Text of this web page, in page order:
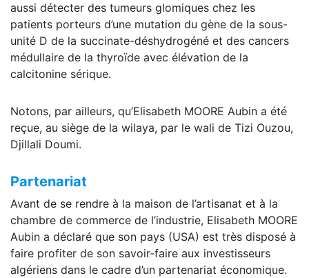
aussi détecter des tumeurs glomiques chez les
patients porteurs d’une mutation du gène de la sous-
unité D de la succinate-déshydrogéné et des cancers
médullaire de la thyroïde avec élévation de la
calcitonine sérique.
Notons, par ailleurs, qu’Elisabeth MOORE Aubin a été
reçue, au siège de la wilaya, par le wali de Tizi Ouzou,
Djillali Doumi.
Partenariat
Avant de se rendre à la maison de l’artisanat et à la
chambre de commerce de l’industrie, Elisabeth MOORE
Aubin a déclaré que son pays (USA) est très disposé à
faire profiter de son savoir-faire aux investisseurs
algériens dans le cadre d’un partenariat économique.